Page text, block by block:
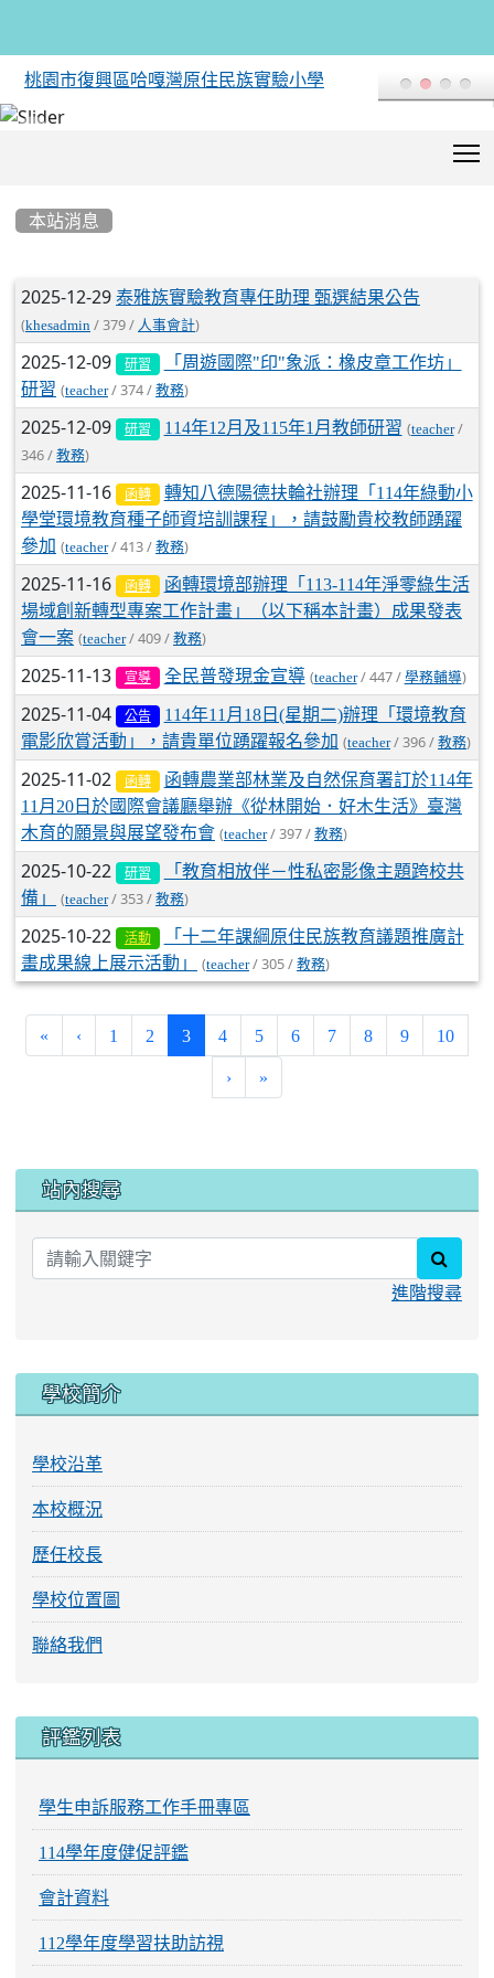
桃園市復興區哈嘎灣原住民族實驗小學
本站消息
文章列表
2025-12-29 泰雅族實驗教育專任助理 甄選結果公告
(khesadmin / 379 / 人事會計)
2025-12-09 研習
「周遊國際"印"象派：橡皮章工作坊」
研習 (teacher/ 374 / 教務)
2025-12-09 研習 114年12月及115年1月教師研習 (teacher/
346 / 教務)
2025-11-16 函轉
轉知八德陽德扶輪社辦理「114年綠動小
學堂環境教育種子師資培訓課程」，請鼓勵貴校教師踴躍
參加 (teacher/ 413 / 教務)
2025-11-16 函轉
函轉環境部辦理「113-114年淨零綠生活
場域創新轉型專案工作計畫」（以下稱本計畫）成果發表
會一案 (teacher/ 409 / 教務)
2025-11-13 宣導 全民普發現金宣導 (teacher/ 447 / 學務輔導)
2025-11-04 公告
114年11月18日(星期二)辦理「環境教育
電影欣賞活動」，請貴單位踴躍報名參加 (teacher/ 396 / 教務)
2025-11-02 函轉
函轉農業部林業及自然保育署訂於114年
11月20日於國際會議廳舉辦《從林開始．好木生活》臺灣
木育的願景與展望發布會 (teacher/ 397 / 教務)
2025-10-22 研習
「教育相放伴－性私密影像主題跨校共
備」
(teacher/ 353 / 教務)
2025-10-22 活動
「十二年課綱原住民族教育議題推廣計
畫成果線上展示活動」
(teacher/ 305 / 教務)
« ‹ 1 2 3(current)
4 5 6 7 8 9 10
› »
站內搜尋
進階搜尋
學校簡介
學校沿革
本校概況
歷任校長
學校位置圖
聯絡我們
評鑑列表
學生申訴服務工作手冊專區
114學年度健促評鑑
會計資料
112學年度學習扶助訪視